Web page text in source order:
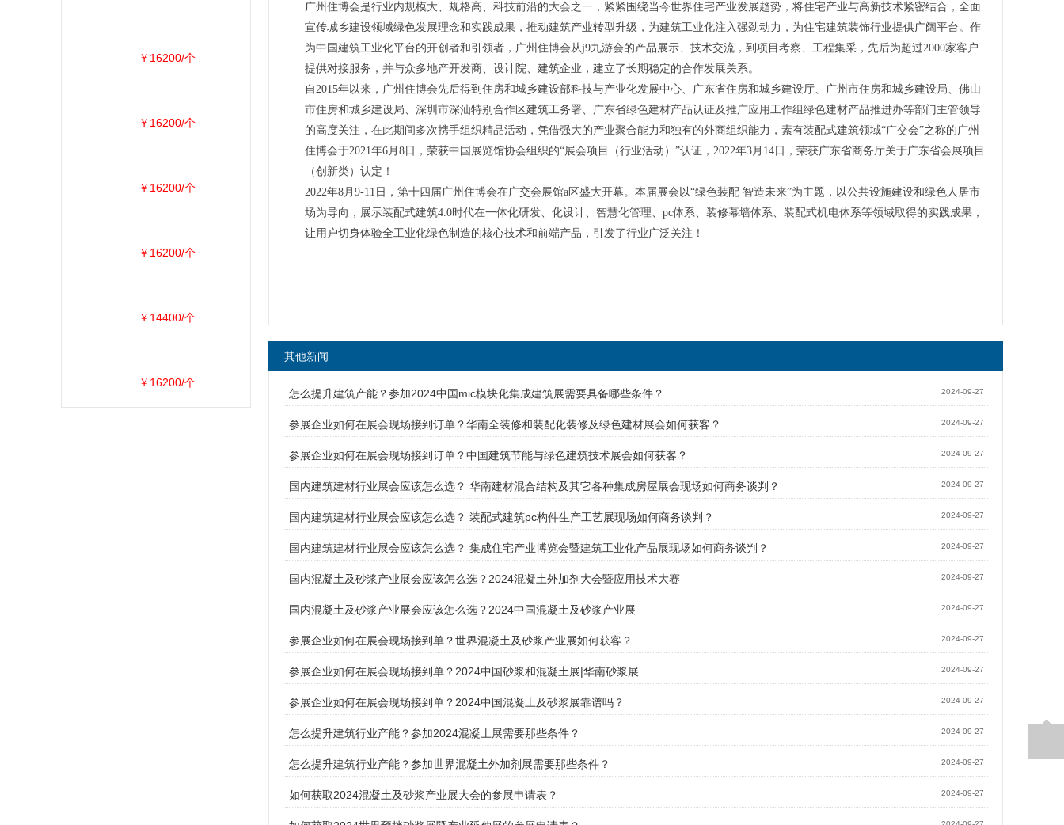
广州住博会是行业内规模大、规格高、科技前沿的大会之一，紧紧围绕当今世界住宅产业发展趋势，将住宅产业与高新技术紧密结合，全面
宣传城乡建设领域绿色发展理念和实践成果，推动建筑产业转型升级，为建筑工业化注入强劲动力，为住宅建筑装饰行业提供广阔平台。作
为中国建筑工业化平台的开创者和引领者，广州住博会从j9九游会的产品展示、技术交流，到项目考察、工程集采，先后为超过2000家客户
提供对接服务，并与众多地产开发商、设计院、建筑企业，建立了长期稳定的合作发展关系。
自2015年以来，广州住博会先后得到住房和城乡建设部科技与产业化发展中心、广东省住房和城乡建设厅、广州市住房和城乡建设局、佛山
市住房和城乡建设局、深圳市深汕特别合作区建筑工务署、广东省绿色建材产品认证及推广应用工作组绿色建材产品推进办等部门主管领导
的高度关注，在此期间多次携手组织精品活动，凭借强大的产业聚合能力和独有的外商组织能力，素有装配式建筑领域“广交会”之称的广州
住博会于2021年6月8日，荣获中国展览馆协会组织的“展会项目（行业活动）”认证，2022年3月14日，荣获广东省商务厅关于广东省会展项目
（创新类）认定！
2022年8月9-11日，第十四届广州住博会在广交会展馆a区盛大开幕。本届展会以“绿色装配 智造未来”为主题，以公共设施建设和绿色人居市
场为导向，展示装配式建筑4.0时代在一体化研发、化设计、智慧化管理、pc体系、装修幕墙体系、装配式机电体系等领域取得的实践成果，
让用户切身体验全工业化绿色制造的核心技术和前端产品，引发了行业广泛关注！
其他新闻
怎么提升建筑产能？参加2024中国mic模块化集成建筑展需要具备哪些条件？ 2024-09-27
参展企业如何在展会现场接到订单？华南全装修和装配化装修及绿色建材展会如何获客？ 2024-09-27
参展企业如何在展会现场接到订单？中国建筑节能与绿色建筑技术展会如何获客？ 2024-09-27
国内建筑建材行业展会应该怎么选？ 华南建材混合结构及其它各种集成房屋展会现场如何商务谈判？ 2024-09-27
国内建筑建材行业展会应该怎么选？ 装配式建筑pc构件生产工艺展现场如何商务谈判？ 2024-09-27
国内建筑建材行业展会应该怎么选？ 集成住宅产业博览会暨建筑工业化产品展现场如何商务谈判？ 2024-09-27
国内混凝土及砂浆产业展会应该怎么选？2024混凝土外加剂大会暨应用技术大赛 2024-09-27
国内混凝土及砂浆产业展会应该怎么选？2024中国混凝土及砂浆产业展 2024-09-27
参展企业如何在展会现场接到单？世界混凝土及砂浆产业展如何获客？ 2024-09-27
参展企业如何在展会现场接到单？2024中国砂浆和混凝土展|华南砂浆展 2024-09-27
参展企业如何在展会现场接到单？2024中国混凝土及砂浆展靠谱吗？ 2024-09-27
怎么提升建筑行业产能？参加2024混凝土展需要那些条件？ 2024-09-27
怎么提升建筑行业产能？参加世界混凝土外加剂展需要那些条件？ 2024-09-27
如何获取2024混凝土及砂浆产业展大会的参展申请表？ 2024-09-27
￥16200/个
￥16200/个
￥16200/个
￥16200/个
￥14400/个
￥16200/个